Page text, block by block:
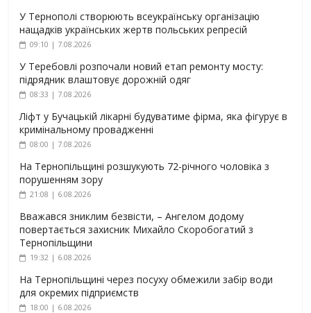
У Тернополі створюють всеукраїнську організацію
нащадків українських жертв польських репресій
09:10 | 7.08.2026
У Теребовлі розпочали новий етап ремонту мосту:
підрядник влаштовує дорожній одяг
08:33 | 7.08.2026
Ліфт у Бучацькій лікарні будуватиме фірма, яка фігурує в
кримінальному провадженні
08:00 | 7.08.2026
На Тернопільщині розшукують 72-річного чоловіка з
порушенням зору
21:08 | 6.08.2026
Вважався зниклим безвісти, – Ангелом додому
повертається захисник Михайло Скоробогатий з
Тернопільщини
19:32 | 6.08.2026
На Тернопільщині через посуху обмежили забір води
для окремих підприємств
18:00 | 6.08.2026